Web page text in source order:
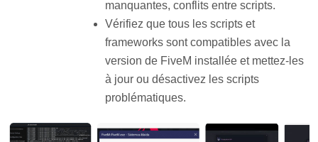
manquantes, conflits entre scripts.
Vérifiez que tous les scripts et
frameworks sont compatibles avec la
version de FiveM installée et mettez-les
à jour ou désactivez les scripts
problématiques.